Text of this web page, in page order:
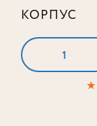
КОРПУС
1
★